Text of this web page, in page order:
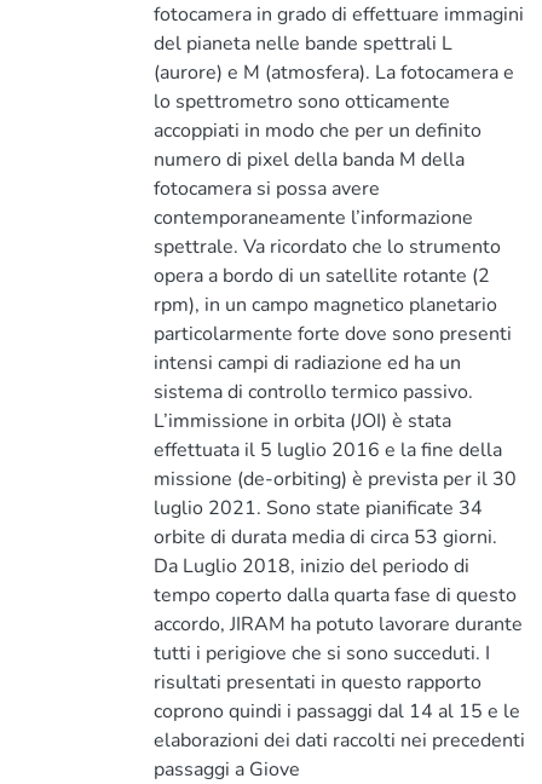
fotocamera in grado di effettuare immagini
del pianeta nelle bande spettrali L
(aurore) e M (atmosfera). La fotocamera e
lo spettrometro sono otticamente
accoppiati in modo che per un definito
numero di pixel della banda M della
fotocamera si possa avere
contemporaneamente l’informazione
spettrale. Va ricordato che lo strumento
opera a bordo di un satellite rotante (2
rpm), in un campo magnetico planetario
particolarmente forte dove sono presenti
intensi campi di radiazione ed ha un
sistema di controllo termico passivo.
L’immissione in orbita (JOI) è stata
effettuata il 5 luglio 2016 e la fine della
missione (de-orbiting) è prevista per il 30
luglio 2021. Sono state pianificate 34
orbite di durata media di circa 53 giorni.
Da Luglio 2018, inizio del periodo di
tempo coperto dalla quarta fase di questo
accordo, JIRAM ha potuto lavorare durante
tutti i perigiove che si sono succeduti. I
risultati presentati in questo rapporto
coprono quindi i passaggi dal 14 al 15 e le
elaborazioni dei dati raccolti nei precedenti
passaggi a Giove